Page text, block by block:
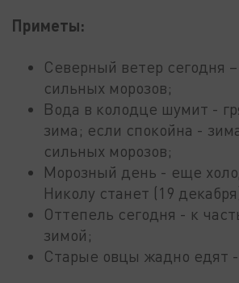
Приметы:
Северный ветер сегодня
сильных морозов;
Вода в колодце шумит -
зима; если спокойна -
сильных морозов;
Морозный день - еще
Николу станет (19
Оттепель сегодня - к
зимой;
Старые овцы жадно едят -